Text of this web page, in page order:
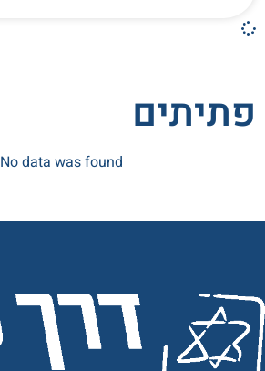
פתיתים
No data was found